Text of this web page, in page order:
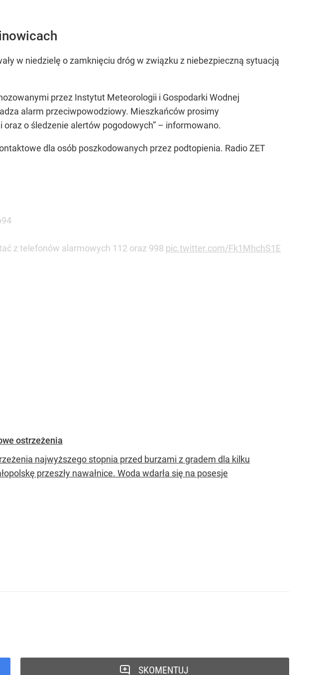
w niedzielę o zamknięciu dróg w związku z niebezpieczną sytuacją
przez Instytut Meteorologii i Gospodarki Wodnej
alarm przeciwpowodziowy. Mieszkańców prosimy
o śledzenie alertów pogodowych” – informowano.
dla osób poszkodowanych przez podtopienia. Radio ZET
z telefonów alarmowych 112 oraz 998 pic.twitter.com/Fk1MhchS1E
ostrzeżenia
najwyższego stopnia przed burzami z gradem dla kilku
przeszły nawałnice. Woda wdarła się na posesje
SKOMENTUJ